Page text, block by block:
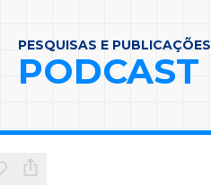
PESQUISAS E PUBLICAÇÕES
PODCAST